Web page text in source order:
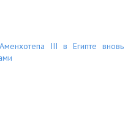
III в Египте вновь